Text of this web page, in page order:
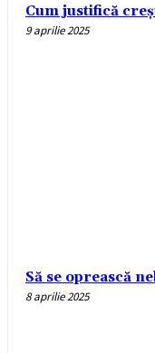
Cum justifică
9 aprilie 2025
Să se oprească
8 aprilie 2025